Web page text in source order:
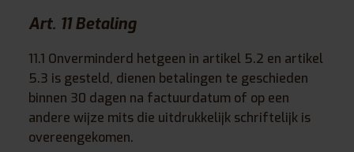
Art. 11 Betaling
11.1 Onverminderd hetgeen in artikel 5.2 en artikel
5.3 is gesteld, dienen betalingen te geschieden
binnen 30 dagen na factuurdatum of op een
andere wijze mits die uitdrukkelijk schriftelijk is
overeengekomen.